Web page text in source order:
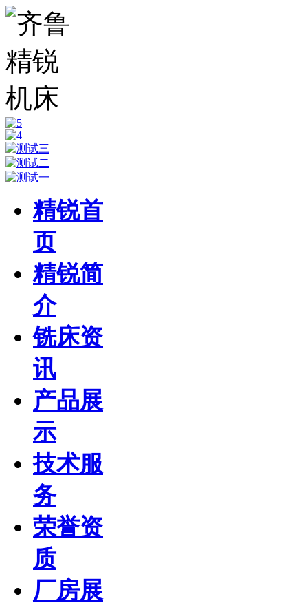
精锐首
页
精锐简
介
铣床资
讯
产品展
示
技术服
务
荣誉资
质
厂房展